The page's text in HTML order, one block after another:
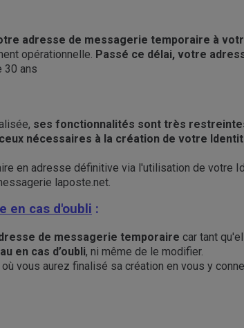
adresse de messagerie temporaire à
opérationnelle. Passé ce délai, votre
30 ans
ses fonctionnalités sont très
nécessaires à la création de votre
en adresse définitive via l'utilisation de votre
laposte.net.
en cas d'oubli :
de messagerie temporaire car tant
en cas d’oubli, ni même de le modifier.
vous aurez finalisé sa création en vous y